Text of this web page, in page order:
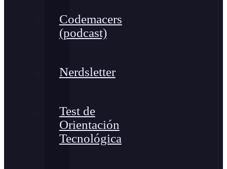
Codemacers
(podcast)
Nerdsletter
Test de
Orientación
Tecnológica